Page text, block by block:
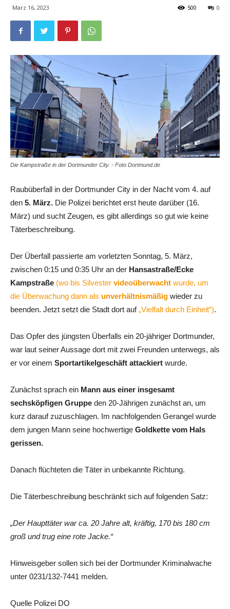
März 16, 2023 0
500
Die Kampstraße in der Dortmunder City. - Foto Dortmund.de
Raubüberfall in der Dortmunder City in der Nacht vom 4. auf
den 5. März. Die Polizei berichtet erst heute darüber (16.
März) und sucht Zeugen, es gibt allerdings so gut wie keine
Täterbeschreibung.
Der Überfall passierte am vorletzten Sonntag, 5. März,
zwischen 0:15 und 0:35 Uhr an der Hansastraße/Ecke
Kampstraße (wo bis Silvester videoüberwacht wurde, um
die Überwachung dann als unverhältnismäßig wieder zu
beenden. Jetzt setzt die Stadt dort auf„Vielfalt durch Einheit“).
Das Opfer des jüngsten Überfalls ein 20-jähriger Dortmunder,
war laut seiner Aussage dort mit zwei Freunden unterwegs, als
er vor einem Sportartikelgeschäft attackiert wurde.
Zunächst sprach ein Mann aus einer insgesamt
sechsköpfigen Gruppe den 20-Jährigen zunächst an, um
kurz darauf zuzuschlagen. Im nachfolgenden Gerangel wurde
dem jungen Mann seine hochwertige Goldkette vom Hals
gerissen.
Danach flüchteten die Täter in unbekannte Richtung.
Die Täterbeschreibung beschränkt sich auf folgenden Satz:
„Der Haupttäter war ca. 20 Jahre alt, kräftig, 170 bis 180 cm
groß und trug eine rote Jacke.“
Hinweisgeber sollen sich bei der Dortmunder Kriminalwache
unter 0231/132-7441 melden.
Quelle Polizei DO